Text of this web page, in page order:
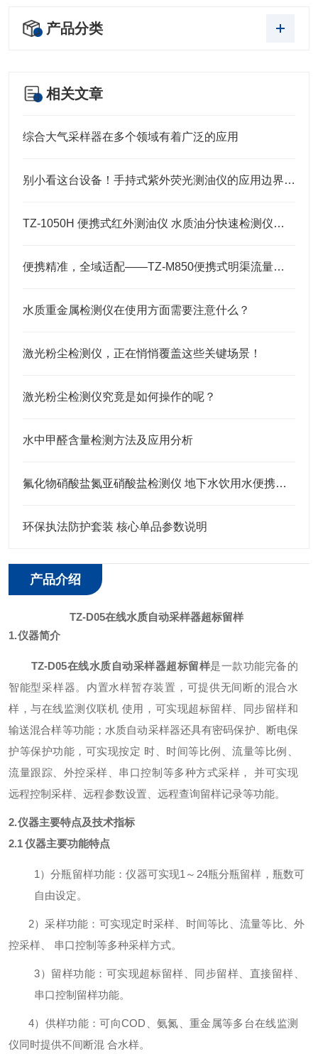
产品分类
相关文章
综合大气采样器在多个领域有着广泛的应用
别小看这台设备！手持式紫外荧光测油仪的应用边界，远超你想象
TZ-1050H 便携式红外测油仪 水质油分快速检测仪特点介绍
便携精准，全域适配——TZ-M850便携式明渠流量计技术解析
水质重金属检测仪在使用方面需要注意什么？
激光粉尘检测仪，正在悄悄覆盖这些关键场景！
激光粉尘检测仪究竟是如何操作的呢？
水中甲醛含量检测方法及应用分析
氟化物硝酸盐氮亚硝酸盐检测仪 地下水饮用水便携快检设备
环保执法防护套装 核心单品参数说明
产品介绍
TZ-D05在线水质自动采样器超标留样
1.仪器简介
TZ-D05在线水质自动采样器超标留样是一款功能完备的
智能型采样器。内置水样暂存装置，可提供无间断的混合水
样，与在线监测仪联机 使用，可实现超标留样、同步留样和
输送混合样等功能； 水质自动采样器还具有密码保护、断电保
护等保护功能，可实现按定 时、时间等比例、流量等比例、
流量跟踪、外控采样、串口控制等多种方式采样，并可实现
远程控制采样、远程参数设置、远程查询留样记录等功能。
2.仪器主要特点及技术指标
2.1仪器主要功能特点
1）分瓶留样功能：仪器可实现1～24瓶分瓶留样，瓶数可
自由设定。
2）采样功能：可实现定时采样、时间等比、流量等比、外
控采样、 串口控制等多种采样方式。
3）留样功能：可实现超标留样、同步留样、直接留样、
串口控制留样功能。
4）供样功能：可向COD、氨氮、重金属等多台在线监测
仪同时提供不间断混 合水样。